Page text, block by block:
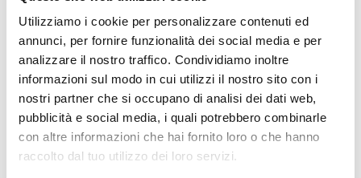
Utilizziamo i cookie per personalizzare contenuti ed
annunci, per fornire funzionalità dei social media e per
analizzare il nostro traffico. Condividiamo inoltre
informazioni sul modo in cui utilizzi il nostro sito con i
nostri partner che si occupano di analisi dei dati web,
pubblicità e social media, i quali potrebbero combinarle
con altre informazioni che hai fornito loro o che hanno
raccolto dal tuo utilizzo dei loro servizi.